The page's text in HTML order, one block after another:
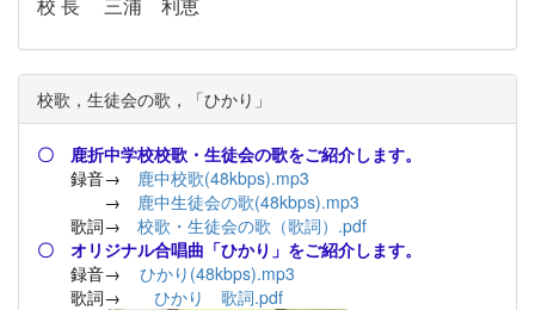
校歌，生徒会の歌，「ひかり」
〇 鹿折中学校校歌・生徒会の歌をご紹介します。
録音→ 鹿中校歌(48kbps).mp3
→ 鹿中生徒会の歌(48kbps).mp3
歌詞→ 校歌・生徒会の歌（歌詞）.pdf
〇 オリジナル合唱曲「ひかり」をご紹介します。
録音→ ひかり(48kbps).mp3
歌詞→ ひかり 歌詞.pdf